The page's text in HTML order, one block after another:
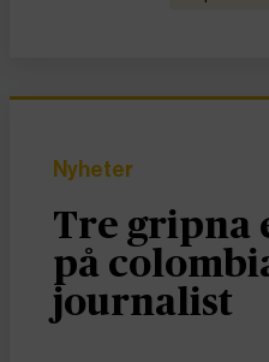
Nyheter
Tre gripna
på
journalist